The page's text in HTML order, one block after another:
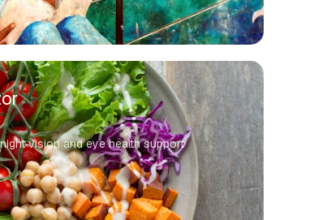
vision and eye health support